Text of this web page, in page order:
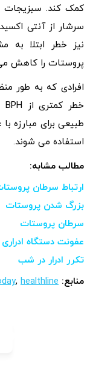
کمک کند. سبزیجات
سرشار از آنتی
پروستات را کاهش
افرادی که به طور
طبیعی برای مبارزه
استفاده می شوند.
مطالب مشابه:
ارتباط سرطان
بزرگ شدن پروستات
سرطان پروستات
عفونت دستگاه
تکرر ادرار در شب
منابع:
, healthline